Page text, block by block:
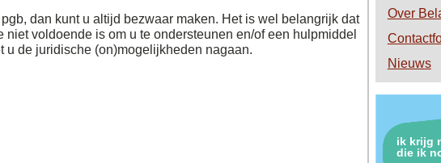
dan kunt u altijd bezwaar maken. Het is wel belangrijk dat
voldoende is om u te ondersteunen en/of een hulpmiddel
u de juridische (on)mogelijkheden nagaan.
Over
Nieuws
ik krijg
die ik